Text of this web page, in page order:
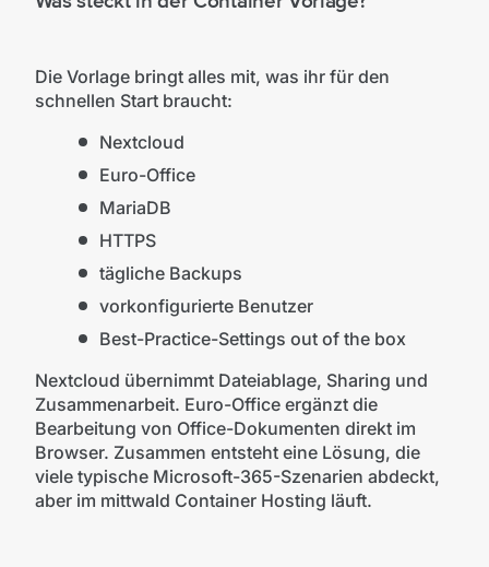
Die Vorlage bringt alles mit, was ihr für den
schnellen Start braucht:
Nextcloud
Euro-Office
MariaDB
HTTPS
tägliche Backups
vorkonfigurierte Benutzer
Best-Practice-Settings out of the box
Nextcloud übernimmt Dateiablage, Sharing und
Zusammenarbeit. Euro-Office ergänzt die
Bearbeitung von Office-Dokumenten direkt im
Browser. Zusammen entsteht eine Lösung, die
viele typische Microsoft-365-Szenarien abdeckt,
aber im mittwald Container Hosting läuft.